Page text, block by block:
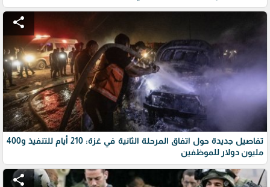
share
تفاصيل جديدة حول اتفاق المرحلة الثانية في غزة: 210 أيام للتنفيذ و400
مليون دولار للموظفين
share